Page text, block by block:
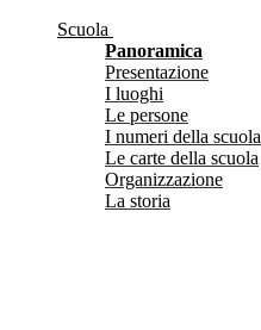
Scuola
Panoramica
Presentazione
I luoghi
Le persone
I numeri della scuola
Le carte della scuola
Organizzazione
La storia